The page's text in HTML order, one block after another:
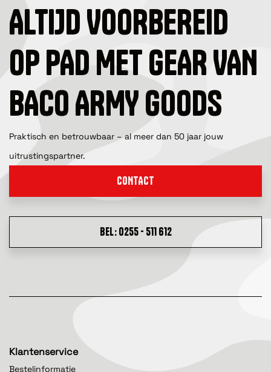
ALTIJD VOORBEREID
OP PAD MET GEAR VAN
BACO ARMY GOODS
Praktisch en betrouwbaar – al meer dan 50 jaar jouw
uitrustingspartner.
CONTACT
BEL: 0255 - 511 612
Klantenservice
Bestelinformatie